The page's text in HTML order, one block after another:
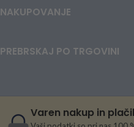
NAKUPOVANJE
PREBRSKAJ PO TRGOVINI
Varen nakup in